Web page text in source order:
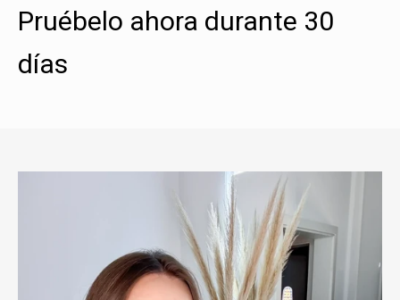
Pruébelo ahora durante 30
días